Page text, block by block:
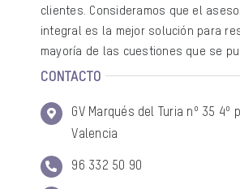
clientes. Consideramos que el
integral es la mejor solución para
mayoría de las cuestiones que se
CONTACTO
GV Marqués del Turia nº 35 4º
Valencia
96 332 50 90